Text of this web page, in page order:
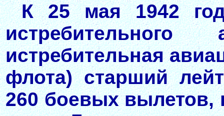
К 25 мая 1942
истребительная
флота) старший
260 боевых вылетов,